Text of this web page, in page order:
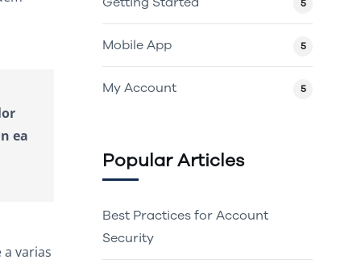
ea
varias
5
Mobile App 5
My Account 5
Popular Articles
Best Practices for Account
Security